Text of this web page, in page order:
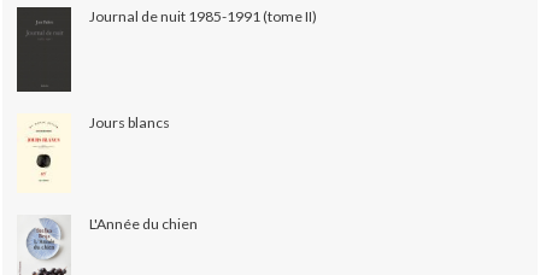
Journal de nuit 1985-1991 (tome II)
Jours blancs
L'Année du chien